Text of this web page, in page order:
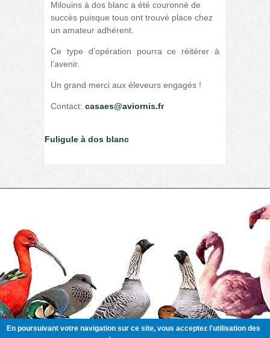
Milouins à dos blanc a été couronné de
succès puisque tous ont trouvé place chez
un amateur adhérent.
Ce type d’opération pourra ce réitérer à
l’avenir.
Un grand merci aux éleveurs engagés !
Contact: casaes@aviornis.fr
Fuligule à dos blanc
En poursuivant votre navigation sur ce site, vous acceptez l'utilisation des